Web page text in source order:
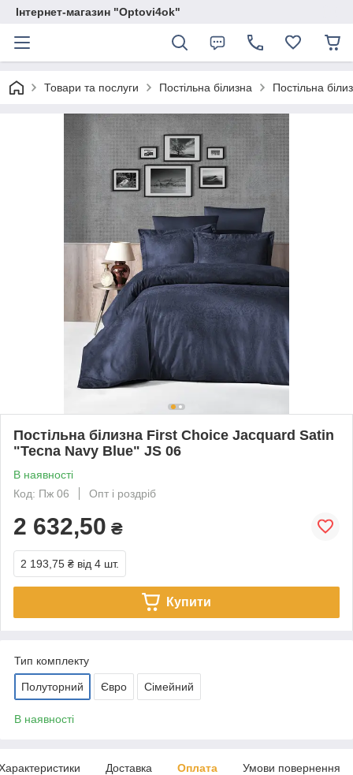
Інтернет-магазин "Optovi4ok"
Товари та послуги Постільна білизна Постільна
Постільна білизна First Choice Jacquard Satin
"Tecna Navy Blue" JS 06
В наявності
Код: Пж 06
Опт і роздріб
2 632,50 ₴
2 193,75 ₴ від 4 шт.
Купити
Тип комплекту
Полуторний Євро Сімейний
В наявності
Доставка Оплата Умови повернення